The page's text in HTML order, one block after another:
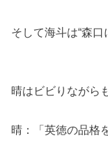
そして海斗は“森口
晴はビビりながら
晴：「英徳の品格